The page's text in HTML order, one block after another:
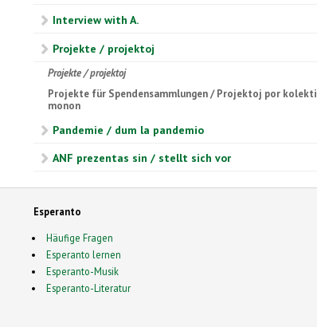
Interview with A.
Projekte / projektoj
Projekte / projektoj
Projekte für Spendensammlungen / Projektoj por kolekti
monon
Pandemie / dum la pandemio
ANF prezentas sin / stellt sich vor
Esperanto
Häufige Fragen
Esperanto lernen
Esperanto-Musik
Esperanto-Literatur